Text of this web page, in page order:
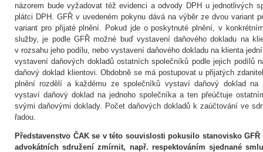
názorem bude vyžadovat též evidenci a odvody DPH u jednotlivých
plátci DPH. GFŘ v uvedeném pokynu dává na výběr ze dvou variant
variant pro přijaté plnění. Pokud jde o poskytnuté plnění, v
služby, je podle GFŘ možné buď vystavení daňového dokladu na
v rozsahu jeho podílu, nebo vystavení daňového dokladu na klienta
vystavení daňových dokladů ostatních společníků podle jejich podílů
daňový doklad klientovi. Obdobně se má postupovat u přijatých
plnění rozdělí a každému ze společníků vystaví daňový doklad na
vystaví daňový doklad na jednoho společníka a ten přeúčtuje
svými daňovými doklady. Počet daňových dokladů k zaúčtování ve
řadou.
Představenstvo ČAK se v této souvislosti pokusilo stanovisko
advokátních sdružení zmírnit, např. respektováním sjednané